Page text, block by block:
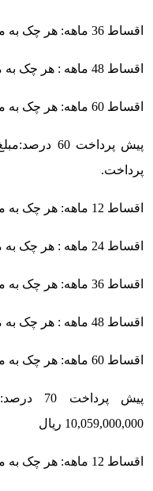
اقساط 36 ماهه: هر چک به مبلغ 278,120,000 ریال
اقساط 48 ماهه : هر چک به مبلغ 230,280,000 ریال
اقساط 60 ماهه: هر چک به مبلغ 202,540,000 ریال
پیش پرداخت 60 درصد:
پرداخت.
اقساط 12 ماهه: هر چک به مبلغ 540,750,000 ریال
اقساط 24 ماهه : هر چک به مبلغ 301,040,000 ریال
اقساط 36 ماهه: هر چک به مبلغ 222,500,000 ریال
اقساط 48 ماهه : هر چک به مبلغ 184,230,000 ریال
اقساط 60 ماهه: هر چک به مبلغ 162,030,000 ریال
پیش پرداخت 70 درصد:
10,059,000,000 ریال
اقساط 12 ماهه: هر چک به مبلغ 405,560,000ریال